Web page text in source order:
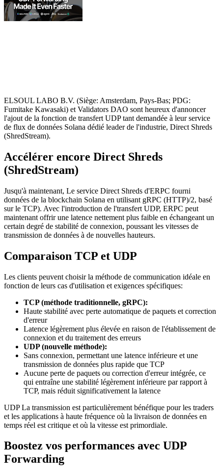
ELSOUL LABO B.V. (Siège: Amsterdam, Pays-Bas; PDG:
Fumitake Kawasaki) et Validators DAO sont heureux d'annoncer
l'ajout de la fonction de transfert UDP tant demandée à leur service
de flux de données Solana dédié leader de l'industrie, Direct Shreds
(ShredStream).
Accélérer encore Direct Shreds
(ShredStream)
Jusqu'à maintenant, Le service Direct Shreds d'ERPC fourni
données de la blockchain Solana en utilisant gRPC (HTTP)/2, basé
sur le TCP). Avec l'introduction de l'transfert UDP, ERPC peut
maintenant offrir une latence nettement plus faible en échangeant un
certain degré de stabilité de connexion, poussant les vitesses de
transmission de données à de nouvelles hauteurs.
Comparaison TCP et UDP
Les clients peuvent choisir la méthode de communication idéale en
fonction de leurs cas d'utilisation et exigences spécifiques:
TCP (méthode traditionnelle, gRPC):
Haute stabilité avec perte automatique de paquets et correction
d'erreur
Latence légèrement plus élevée en raison de l'établissement de
connexion et du traitement des erreurs
UDP (nouvelle méthode):
Sans connexion, permettant une latence inférieure et une
transmission de données plus rapide que TCP
Aucune perte de paquets ou correction d'erreur intégrée, ce
qui entraîne une stabilité légèrement inférieure par rapport à
TCP, mais réduit significativement la latence
UDP La transmission est particulièrement bénéfique pour les traders
et les applications à haute fréquence où la livraison de données en
temps réel est critique et où la vitesse est primordiale.
Boostez vos performances avec UDP
Forwarding